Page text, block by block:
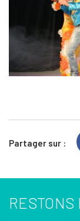
Partager sur :
RESTONS